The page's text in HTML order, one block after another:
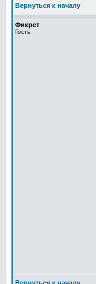
Вернуться к началу
Фикрет
Гость